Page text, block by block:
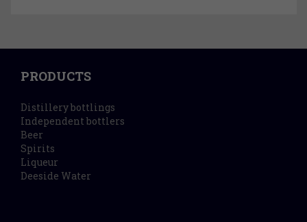
PRODUCTS
Distillery bottlings
Independent bottlers
Beer
Spirits
Liqueur
Deeside Water